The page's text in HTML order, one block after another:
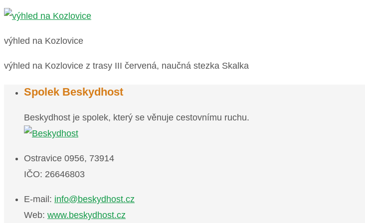
výhled na Kozlovice
výhled na Kozlovice z trasy III červená, naučná stezka Skalka
Spolek Beskydhost
Beskydhost je spolek, který se věnuje cestovnímu ruchu.
Ostravice 0956, 73914
IČO: 26646803
E-mail: info@beskydhost.cz
Web: www.beskydhost.cz